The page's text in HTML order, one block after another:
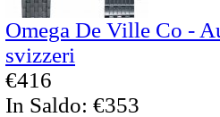
Omega De Ville Co -
svizzeri
€416
In Saldo: €353